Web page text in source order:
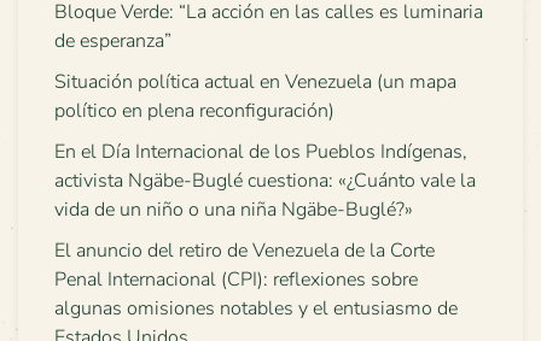
Bloque Verde: “La acción en las calles es luminaria
de esperanza”
Situación política actual en Venezuela (un mapa
político en plena reconfiguración)
En el Día Internacional de los Pueblos Indígenas,
activista Ngäbe-Buglé cuestiona: «¿Cuánto vale la
vida de un niño o una niña Ngäbe-Buglé?»
El anuncio del retiro de Venezuela de la Corte
Penal Internacional (CPI): reflexiones sobre
algunas omisiones notables y el entusiasmo de